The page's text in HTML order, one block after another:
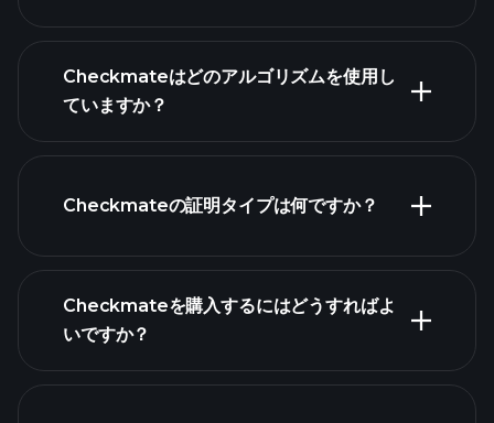
Checkmateはどのアルゴリズムを使用し
ていますか？
Checkmateの証明タイプは何ですか？
Checkmateを購入するにはどうすればよ
いですか？